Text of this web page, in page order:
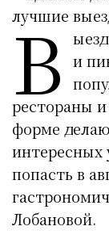
В
и
рестораны
форме
попасть в
Лобановой.